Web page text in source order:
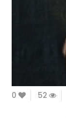
0 52